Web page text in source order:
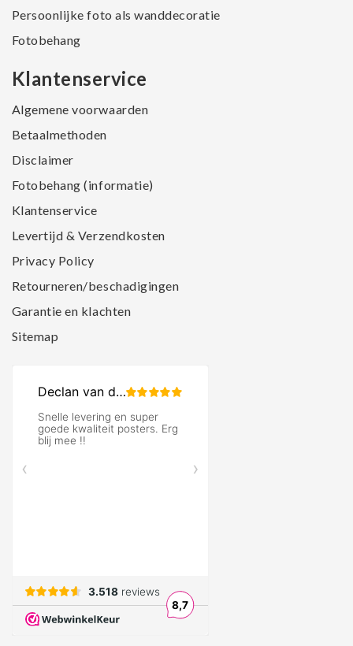
Persoonlijke foto als wanddecoratie
Fotobehang
Klantenservice
Algemene voorwaarden
Betaalmethoden
Disclaimer
Fotobehang (informatie)
Klantenservice
Levertijd & Verzendkosten
Privacy Policy
Retourneren/beschadigingen
Garantie en klachten
Sitemap